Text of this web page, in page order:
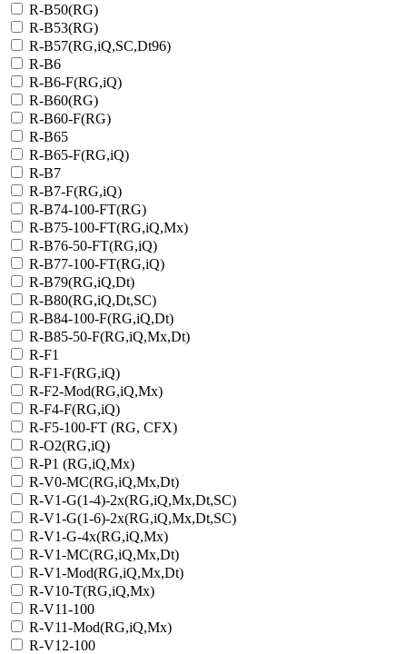
R-B50(RG)
R-B53(RG)
R-B57(RG,iQ,SC,Dt96)
R-B6
R-B6-F(RG,iQ)
R-B60(RG)
R-B60-F(RG)
R-B65
R-B65-F(RG,iQ)
R-B7
R-B7-F(RG,iQ)
R-B74-100-FT(RG)
R-B75-100-FT(RG,iQ,Mx)
R-B76-50-FT(RG,iQ)
R-B77-100-FT(RG,iQ)
R-B79(RG,iQ,Dt)
R-B80(RG,iQ,Dt,SC)
R-B84-100-F(RG,iQ,Dt)
R-B85-50-F(RG,iQ,Mx,Dt)
R-F1
R-F1-F(RG,iQ)
R-F2-Mod(RG,iQ,Mx)
R-F4-F(RG,iQ)
R-F5-100-FT (RG, CFX)
R-O2(RG,iQ)
R-P1 (RG,iQ,Mx)
R-V0-MC(RG,iQ,Mx,Dt)
R-V1-G(1-4)-2х(RG,iQ,Mx,Dt,SC)
R-V1-G(1-6)-2x(RG,iQ,Mx,Dt,SC)
R-V1-G-4х(RG,iQ,Mx)
R-V1-MC(RG,iQ,Mx,Dt)
R-V1-Mod(RG,iQ,Mx,Dt)
R-V10-T(RG,iQ,Mx)
R-V11-100
R-V11-Mod(RG,iQ,Mx)
R-V12-100